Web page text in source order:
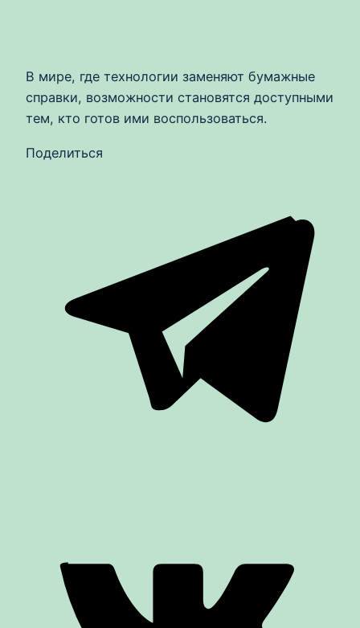
В мире, где технологии заменяют бумажные
справки, возможности становятся доступными
тем, кто готов ими воспользоваться.
Поделиться